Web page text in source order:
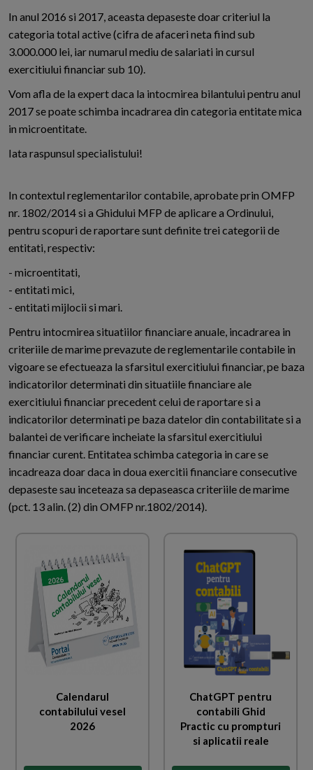
In anul 2016 si 2017, aceasta depaseste doar criteriul la
categoria total active (cifra de afaceri neta fiind sub
3.000.000 lei, iar numarul mediu de salariati in cursul
exercitiului financiar sub 10).
Vom afla de la expert daca la intocmirea bilantului pentru anul
2017 se poate schimba incadrarea din categoria entitate mica
in microentitate.
Iata raspunsul specialistului!
In contextul reglementarilor contabile, aprobate prin OMFP
nr. 1802/2014 si a Ghidului MFP de aplicare a Ordinului,
pentru scopuri de raportare sunt definite trei categorii de
entitati, respectiv:
- microentitati,
- entitati mici,
- entitati mijlocii si mari.
Pentru intocmirea situatiilor financiare anuale, incadrarea in
criteriile de marime prevazute de reglementarile contabile in
vigoare se efectueaza la sfarsitul exercitiului financiar, pe baza
indicatorilor determinati din situatiile financiare ale
exercitiului financiar precedent celui de raportare si a
indicatorilor determinati pe baza datelor din contabilitate si a
balantei de verificare incheiate la sfarsitul exercitiului
financiar curent. Entitatea schimba categoria in care se
incadreaza doar daca in doua exercitii financiare consecutive
depaseste sau inceteaza sa depaseasca criteriile de marime
(pct. 13 alin. (2) din OMFP nr.1802/2014).
Calendarul
contabilului vesel
2026
ChatGPT pentru
contabili Ghid
Practic cu prompturi
si aplicatii reale